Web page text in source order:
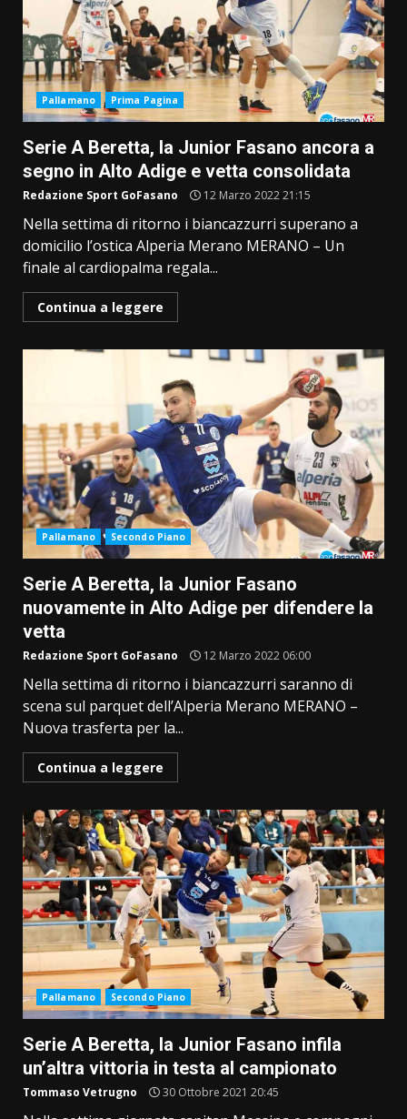
Pallamano Prima Pagina
Serie A Beretta, la Junior Fasano ancora a
segno in Alto Adige e vetta consolidata
Redazione Sport GoFasano 12 Marzo 2022 21:15
Nella settima di ritorno i biancazzurri superano a
domicilio l’ostica Alperia Merano MERANO – Un
finale al cardiopalma regala...
Continua a leggere
Pallamano Secondo Piano
Serie A Beretta, la Junior Fasano
nuovamente in Alto Adige per difendere la
vetta
Redazione Sport GoFasano 12 Marzo 2022 06:00
Nella settima di ritorno i biancazzurri saranno di
scena sul parquet dell’Alperia Merano MERANO –
Nuova trasferta per la...
Continua a leggere
Pallamano Secondo Piano
Serie A Beretta, la Junior Fasano infila
un’altra vittoria in testa al campionato
Tommaso Vetrugno 30 Ottobre 2021 20:45